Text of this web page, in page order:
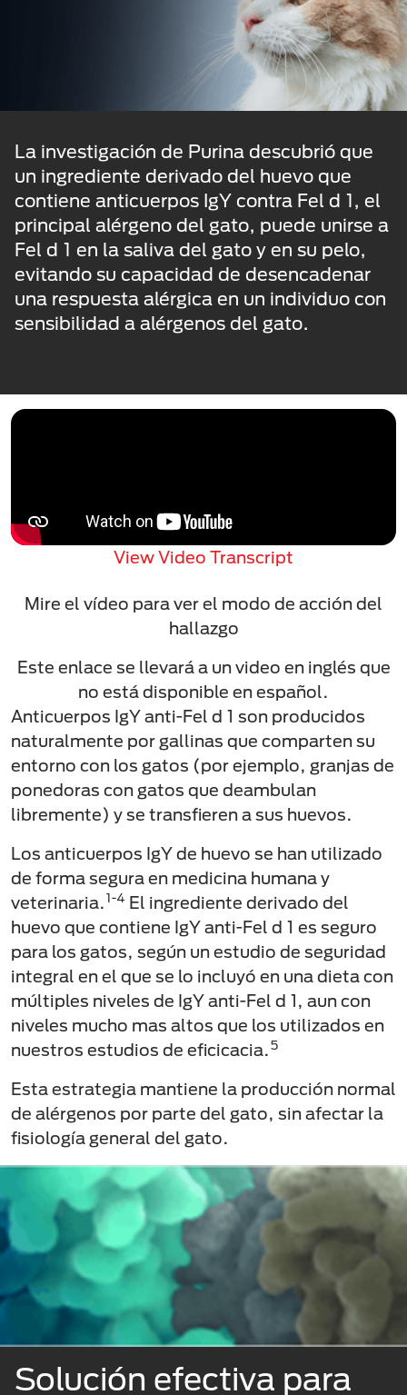
La investigación de Purina descubrió que
un ingrediente derivado del huevo que
contiene anticuerpos IgY contra Fel d 1, el
principal alérgeno del gato, puede unirse a
Fel d 1 en la saliva del gato y en su pelo,
evitando su capacidad de desencadenar
una respuesta alérgica en un individuo con
sensibilidad a alérgenos del gato.
View Video Transcript
Mire el vídeo para ver el modo de acción del
hallazgo
Este enlace se llevará a un video en inglés que
no está disponible en español.
Anticuerpos IgY anti-Fel d 1 son producidos
naturalmente por gallinas que comparten su
entorno con los gatos (por ejemplo, granjas de
ponedoras con gatos que deambulan
libremente) y se transfieren a sus huevos.
Los anticuerpos IgY de huevo se han utilizado
de forma segura en medicina humana y
veterinaria.1-4 El ingrediente derivado del
huevo que contiene IgY anti-Fel d 1 es seguro
para los gatos, según un estudio de seguridad
integral en el que se lo incluyó en una dieta con
múltiples niveles de IgY anti-Fel d 1, aun con
niveles mucho mas altos que los utilizados en
nuestros estudios de eficicacia.5
Esta estrategia mantiene la producción normal
de alérgenos por parte del gato, sin afectar la
fisiología general del gato.
Solución efectiva para